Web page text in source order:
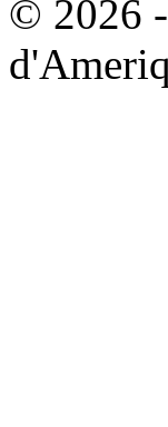
© 2026